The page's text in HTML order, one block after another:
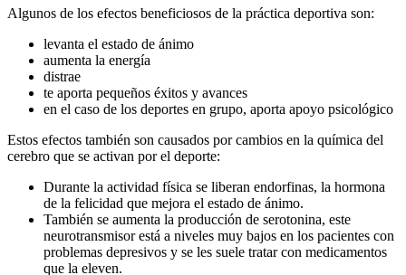
Algunos de los efectos beneficiosos de la práctica deportiva son:
levanta el estado de ánimo
aumenta la energía
distrae
te aporta pequeños éxitos y avances
en el caso de los deportes en grupo, aporta apoyo psicológico
Estos efectos también son causados ​​por cambios en la química del
cerebro que se activan por el deporte:
Durante la actividad física se liberan endorfinas, la hormona
de la felicidad que mejora el estado de ánimo.
También se aumenta la producción de serotonina, este
neurotransmisor está a niveles muy bajos en los pacientes con
problemas depresivos y se les suele tratar con medicamentos
que la eleven.